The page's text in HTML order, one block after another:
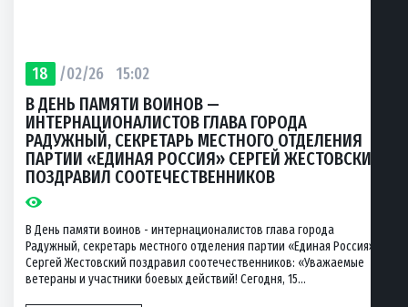
18 /02/26 15:02
В ДЕНЬ ПАМЯТИ ВОИНОВ —
ИНТЕРНАЦИОНАЛИСТОВ ГЛАВА ГОРОДА
РАДУЖНЫЙ, СЕКРЕТАРЬ МЕСТНОГО ОТДЕЛЕНИЯ
ПАРТИИ «ЕДИНАЯ РОССИЯ» СЕРГЕЙ ЖЕСТОВСКИЙ
ПОЗДРАВИЛ СООТЕЧЕСТВЕННИКОВ
В День памяти воинов - интернационалистов глава города
Радужный, секретарь местного отделения партии «Единая Россия»
Сергей Жестовский поздравил соотечественников: «Уважаемые
ветераны и участники боевых действий! Сегодня, 15...